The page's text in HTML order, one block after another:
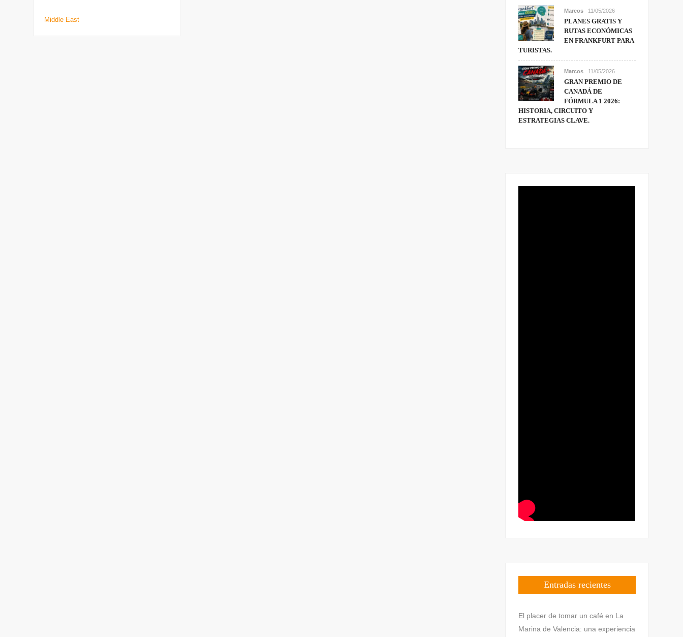
Middle East
Marcos 11/05/2026
PLANES GRATIS Y
RUTAS ECONÓMICAS
EN FRANKFURT PARA
TURISTAS.
Marcos 11/05/2026
GRAN PREMIO DE
CANADÁ DE
FÓRMULA 1 2026:
HISTORIA, CIRCUITO Y
ESTRATEGIAS CLAVE.
Entradas recientes
El placer de tomar un café en La
Marina de Valencia: una experiencia